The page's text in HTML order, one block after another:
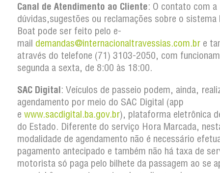
Canal de Atendimento ao Cliente: O contato com a
dúvidas,sugestões ou reclamações sobre o sistema
Boat pode ser feito pelo e-
mail demandas@internacionaltravessias.com.br e
através do telefone (71) 3103-2050, com
segunda a sexta, de 8:00 às 18:00.
SAC Digital: Veículos de passeio podem, ainda,
agendamento por meio do SAC Digital (app
e www.sacdigital.ba.gov.br), plataforma eletrônica
do Estado. Diferente do serviço Hora Marcada,
modalidade de agendamento não é necessário
pagamento antecipado e também não há taxa de
motorista só paga pelo bilhete da passagem ao se